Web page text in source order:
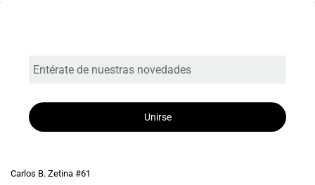
Unirse
Carlos B. Zetina #61